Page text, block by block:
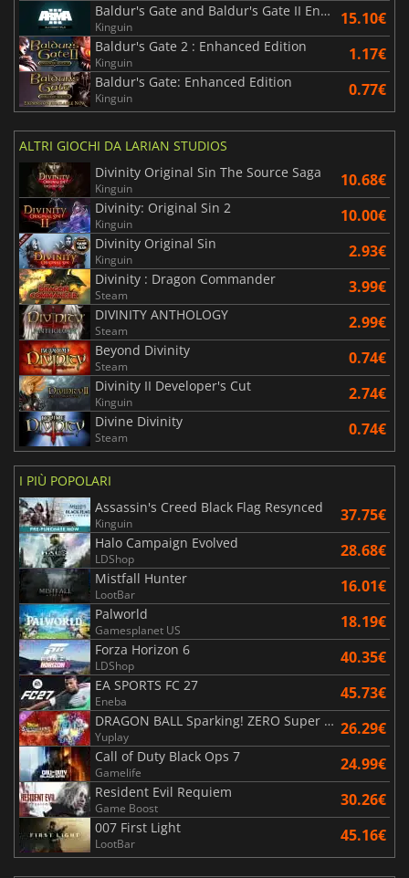
Baldur's Gate and Baldur's Gate II Enhanced Editions
Kinguin 15.10€
Baldur's Gate 2 : Enhanced Edition
Kinguin 1.17€
Baldur's Gate: Enhanced Edition
Kinguin 0.77€
ALTRI GIOCHI DA LARIAN STUDIOS
Divinity Original Sin The Source Saga
Kinguin 10.68€
Divinity: Original Sin 2
Kinguin 10.00€
Divinity Original Sin
Kinguin 2.93€
Divinity : Dragon Commander
Steam 3.99€
DIVINITY ANTHOLOGY
Steam 2.99€
Beyond Divinity
Steam 0.74€
Divinity II Developer's Cut
Kinguin 2.74€
Divine Divinity
Steam 0.74€
I PIÙ POPOLARI
Assassin's Creed Black Flag Resynced
Kinguin 37.75€
Halo Campaign Evolved
LDShop 28.68€
Mistfall Hunter
LootBar 16.01€
Palworld
Gamesplanet US 18.19€
Forza Horizon 6
LDShop 40.35€
EA SPORTS FC 27
Eneba 45.73€
DRAGON BALL Sparking! ZERO Super Limit Breaking NEO
Yuplay 26.29€
Call of Duty Black Ops 7
Gamelife 24.99€
Resident Evil Requiem
Game Boost 30.26€
007 First Light
LootBar 45.16€